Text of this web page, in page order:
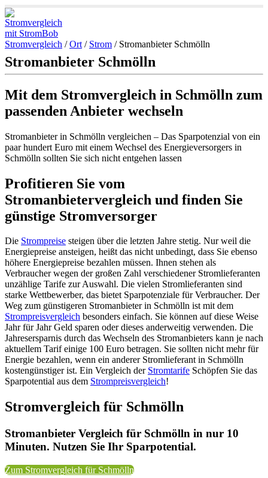
Stromvergleich /Ort / Strom / Stromanbieter Schmölln
Stromanbieter Schmölln
Mit dem Stromvergleich in Schmölln zum
passenden Anbieter wechseln
Stromanbieter in Schmölln vergleichen – Das Sparpotenzial von ein
paar hundert Euro mit einem Wechsel des Energieversorgers in
Schmölln sollten Sie sich nicht entgehen lassen
Profitieren Sie vom
Stromanbietervergleich und finden Sie
günstige Stromversorger
Die Strompreise steigen über die letzten Jahre stetig. Nur weil die
Energiepreise ansteigen, heißt das nicht unbedingt, dass Sie ebenso
höhere Energiepreise bezahlen müssen. Ihnen stehen als
Verbraucher wegen der großen Zahl verschiedener Stromlieferanten
unzählige Tarife zur Auswahl. Die vielen Stromlieferanten sind
starke Wettbewerber, das bietet Sparpotenziale für Verbraucher. Der
Weg zum günstigeren Stromanbieter in Schmölln ist mit dem
Strompreisvergleich besonders einfach. Sie können auf diese Weise
Jahr für Jahr Geld sparen oder dieses anderweitig verwenden. Die
Jahresersparnis durch das Wechseln des Stromanbieters kann je nach
aktuellem Tarif einige 100 Euro betragen. Sie sollten nicht mehr für
Energie bezahlen, wenn ein anderer Stromlieferant in Schmölln
kostengünstiger ist. Ein Vergleich der Stromtarife Schöpfen Sie das
Sparpotential aus dem Strompreisvergleich!
Stromvergleich für Schmölln
Stromanbieter Vergleich für Schmölln in nur 10
Minuten. Nutzen Sie Ihr Sparpotential.
Zum Stromvergleich für Schmölln